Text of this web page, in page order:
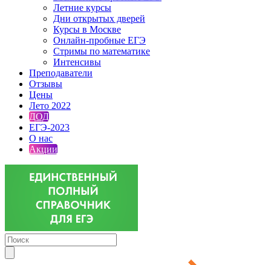
Летние курсы
Дни открытых дверей
Курсы в Москве
Онлайн-пробные ЕГЭ
Стримы по математике
Интенсивы
Преподаватели
Отзывы
Цены
Лето 2022
ДОД
ЕГЭ-2023
О нас
Акции